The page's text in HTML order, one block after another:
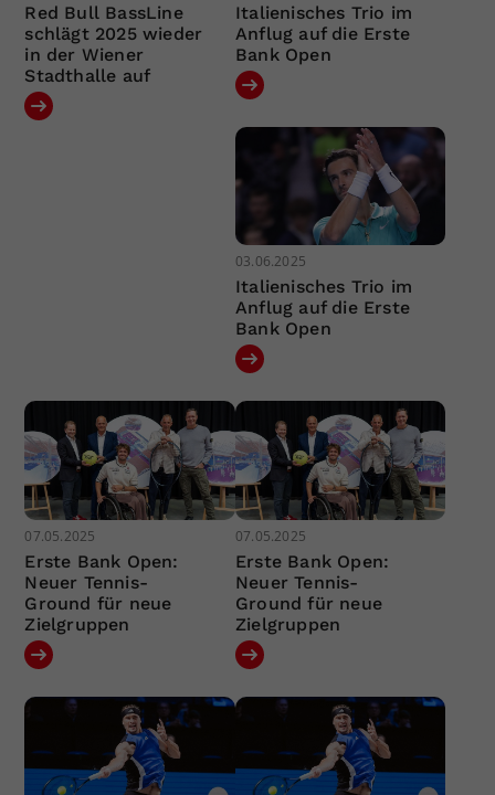
Red Bull BassLine
schlägt 2025 wieder
in der Wiener
Stadthalle auf
Italienisches Trio im
Anflug auf die Erste
Bank Open
03.06.2025
Italienisches Trio im
Anflug auf die Erste
Bank Open
07.05.2025
Erste Bank Open:
Neuer Tennis-
Ground für neue
Zielgruppen
07.05.2025
Erste Bank Open:
Neuer Tennis-
Ground für neue
Zielgruppen